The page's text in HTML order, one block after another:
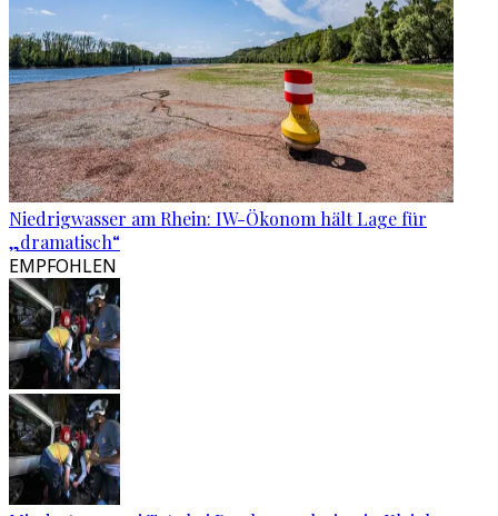
Niedrigwasser am Rhein: IW-Ökonom hält Lage für
„dramatisch“
EMPFOHLEN